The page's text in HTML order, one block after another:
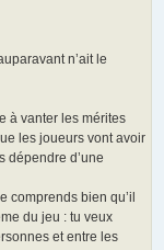
n’ait le
à vanter les mérites
les joueurs vont avoir
dépendre d’une
comprends bien qu’il
du jeu : tu veux
et entre les